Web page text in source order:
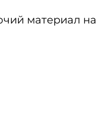
материал на